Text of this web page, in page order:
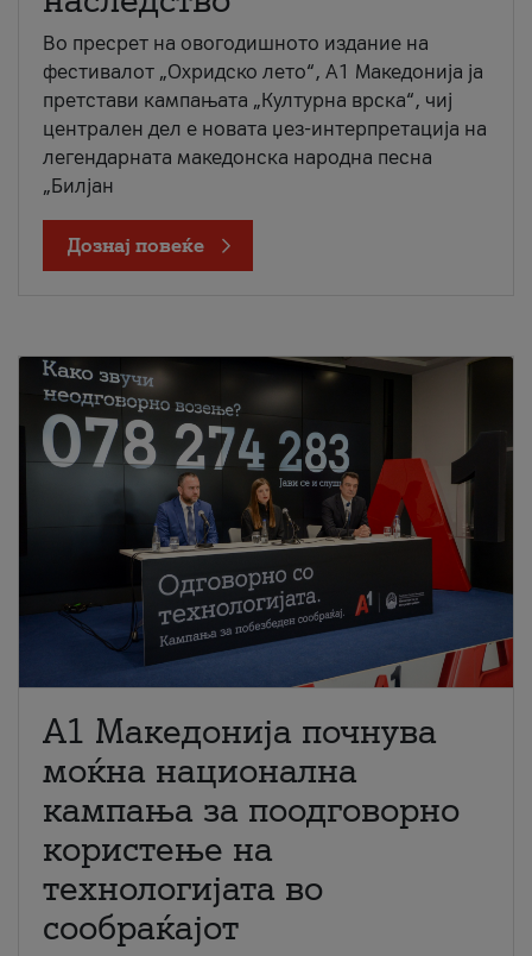
Во пресрет на овогодишното издание на
фестивалот „Охридско лето“, А1 Македонија ја
претстави кампањата „Културна врска“, чиј
централен дел е новата џез-интерпретација на
легендарната македонска народна песна
„Билјан
Дознај повеќе
A1 Македонија почнува
моќна национална
кампања за поодговорно
користење на
технологијата во
сообраќајот